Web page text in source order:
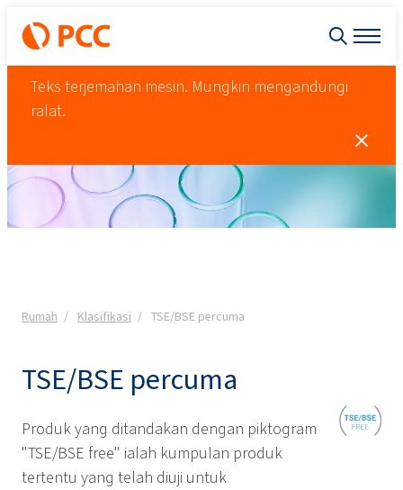
Teks terjemahan mesin. Mungkin mengandungi
ralat.
Rumah Klasifikasi TSE/BSE percuma
TSE/BSE percuma
Produk yang ditandakan dengan piktogram
"TSE/BSE free" ialah kumpulan produk
tertentu yang telah diuji untuk